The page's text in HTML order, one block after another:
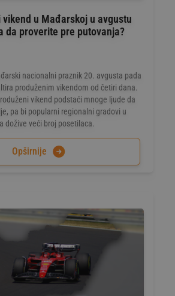
vikend u Mađarskoj u avgustu
da proverite pre putovanja?
nacionalni praznik 20. avgusta pada
produženim vikendom od četiri dana.
vikend podstaći mnoge ljude da
pa bi popularni regionalni gradovi u
dožive veći broj posetilaca.
Opširnije